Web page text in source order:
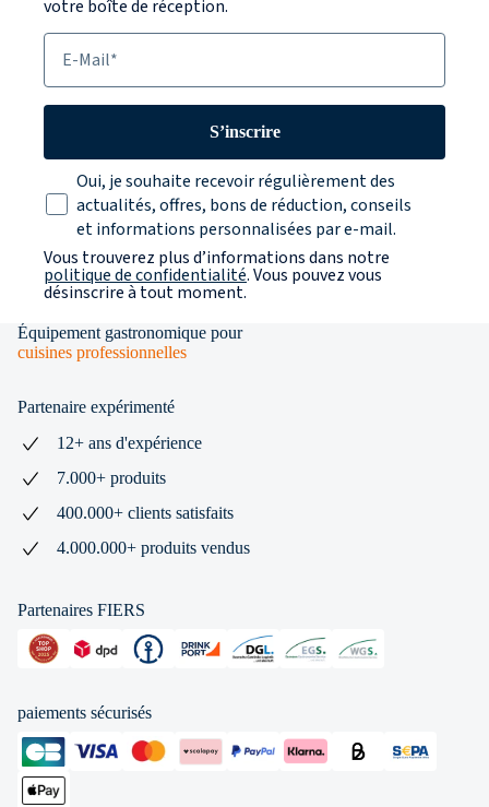
votre boîte de réception.
E-Mail
S’inscrire
Texte sur la protection des données
Oui, je souhaite recevoir régulièrement des
actualités, offres, bons de réduction, conseils
et informations personnalisées par e-mail.
Vous trouverez plus d’informations dans notre
politique de confidentialité. Vous pouvez vous
désinscrire à tout moment.
Équipement gastronomique pour
cuisines professionnelles
Partenaire expérimenté
12+ ans d'expérience
7.000+ produits
400.000+ clients satisfaits
4.000.000+ produits vendus
Partenaires FIERS
paiements sécurisés